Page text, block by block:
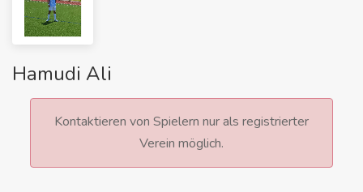
Hamudi Ali
Kontaktieren von Spielern nur als registrierter
Verein möglich.